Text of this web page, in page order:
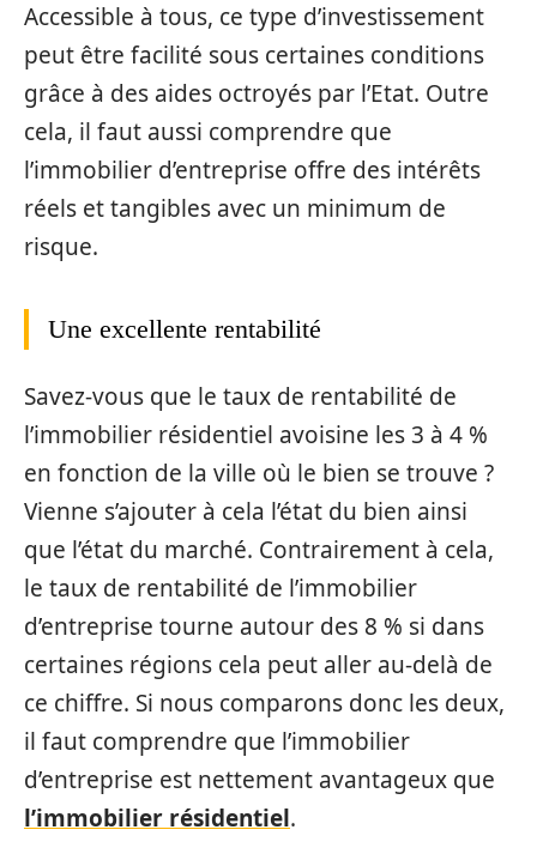
Accessible à tous, ce type d’investissement
peut être facilité sous certaines conditions
grâce à des aides octroyés par l’Etat. Outre
cela, il faut aussi comprendre que
l’immobilier d’entreprise offre des intérêts
réels et tangibles avec un minimum de
risque.
Une excellente rentabilité
Savez-vous que le taux de rentabilité de
l’immobilier résidentiel avoisine les 3 à 4 %
en fonction de la ville où le bien se trouve ?
Vienne s’ajouter à cela l’état du bien ainsi
que l’état du marché. Contrairement à cela,
le taux de rentabilité de l’immobilier
d’entreprise tourne autour des 8 % si dans
certaines régions cela peut aller au-delà de
ce chiffre. Si nous comparons donc les deux,
il faut comprendre que l’immobilier
d’entreprise est nettement avantageux que
l’immobilier résidentiel.